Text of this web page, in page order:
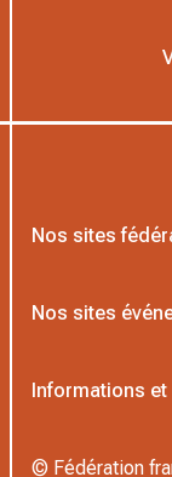
Nos sites
L’Institut
Nos sites
Informations
© Fédération